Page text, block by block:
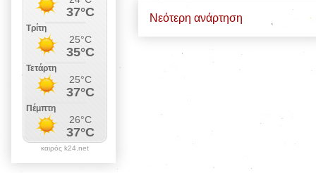
Νεότερη ανάρτηση
καιρός k24.net